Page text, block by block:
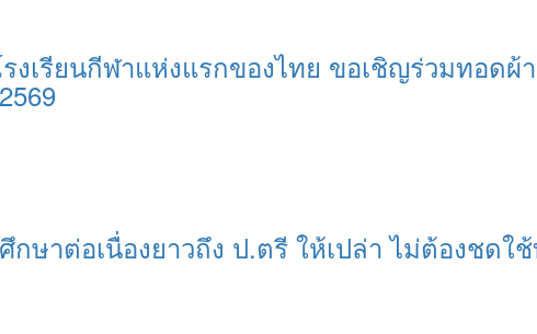
งเรียนกีฬาแห่งแรกของไทย ขอเชิญร่วมทอดผ้
าต่อเนื่องยาวถึง ป.ตรี ให้เปล่า ไม่ต้องชดใ